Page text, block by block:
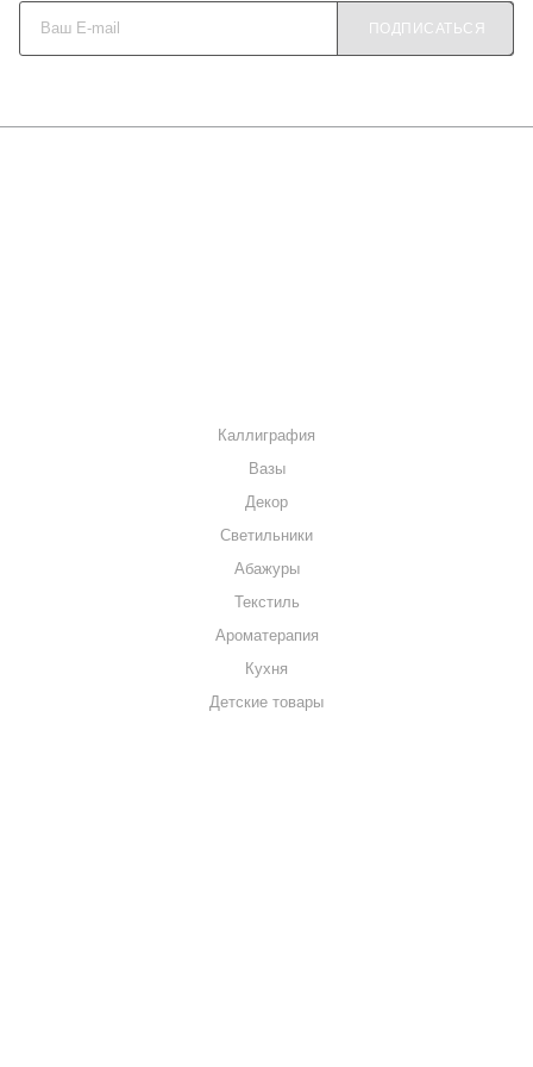
"Многодетная семья" для семей с тремя и более детьми
10%.
ПОДПИСАТЬСЯ
Каллиграфия
Вазы
Декор
Светильники
Абажуры
Текстиль
Ароматерапия
Кухня
Детские товары